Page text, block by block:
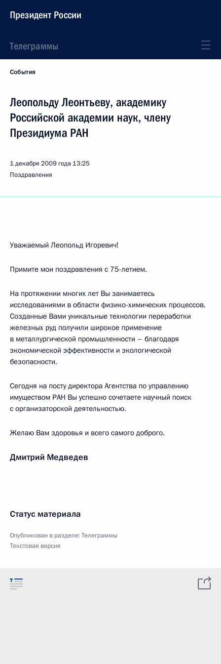
Президент России
Телеграммы
События
Леопольду Леонтьеву, академику
Российской академии наук, члену
Президиума РАН
1 декабря 2009 года 13:25
Поздравления
Уважаемый Леопольд Игоревич!
Примите мои поздравления с 75-летием.
На протяжении многих лет Вы занимаетесь
исследованиями в области физико-химических процессов.
Созданные Вами уникальные технологии переработки
железных руд получили широкое применение
в металлургической промышленности – благодаря
экономической эффективности и экологической
безопасности.
Сегодня на посту директора Агентства по управлению
имуществом РАН Вы успешно сочетаете научный поиск
с организаторской деятельностью.
Желаю Вам здоровья и всего самого доброго.
Дмитрий Медведев
Статус материала
Опубликован в разделе:Телеграммы
Текстовая версия